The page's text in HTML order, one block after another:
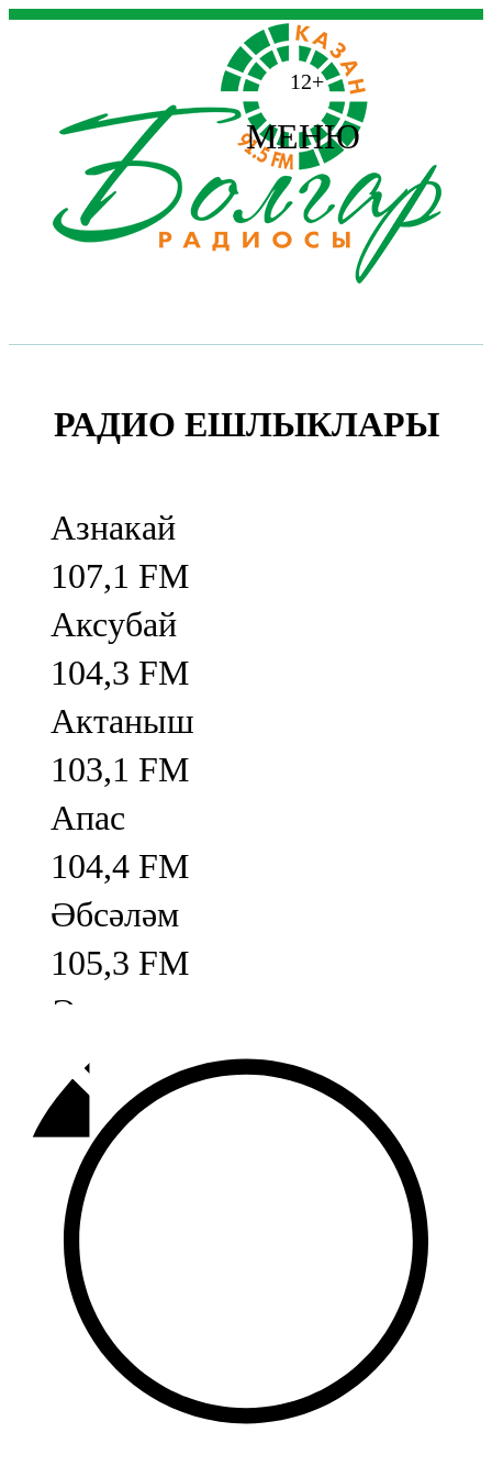
12+
МЕНЮ
РАДИО ЕШЛЫКЛАРЫ
Азнакай
107,1 FM
Аксубай
104,3 FM
Актаныш
103,1 FM
Апас
104,4 FM
Әбсәләм
105,3 FM
Әлмәт
92,9 FM
Базарлы матак
107,1 FM
Балык бистәсе
104,9 FM
Баулы
107,5 FM
Биләр